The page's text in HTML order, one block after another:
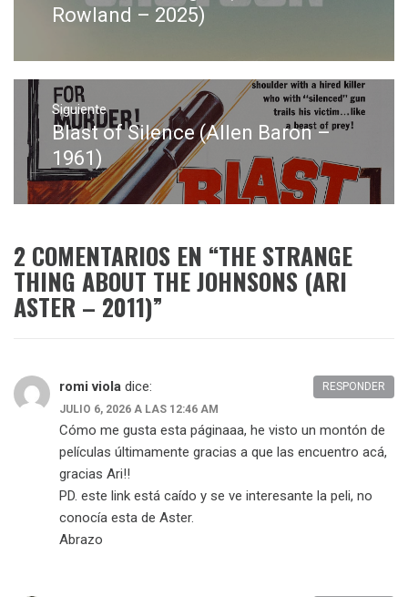
anterior:
Rowland – 2025)
Siguiente
Entrada
siguiente:
Blast of Silence (Allen Baron –
1961)
2 COMENTARIOS EN “THE STRANGE
THING ABOUT THE JOHNSONS (ARI
ASTER – 2011)”
romi viola dice:
JULIO 6, 2026 A LAS 12:46 AM
Cómo me gusta esta páginaaa, he visto un montón de
películas últimamente gracias a que las encuentro acá,
gracias Ari!!
PD. este link está caído y se ve interesante la peli, no
conocía esta de Aster.
Abrazo
RESPONDER